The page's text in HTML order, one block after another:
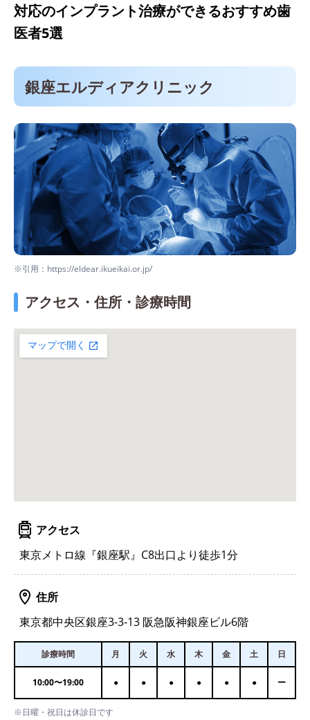
小伝馬町歯科・矯正歯科
医療法人社団 精密審美会 東京駅前しらゆり
対応のインプラント治療ができるおすすめ歯
医者5選
銀座エルディアクリニック
※引用：https://eldear.ikueikai.or.jp/
アクセス・住所・診療時間
アクセス
東京メトロ線『銀座駅』C8出口より徒歩1分
住所
東京都中央区銀座3-3-13 阪急阪神銀座ビル6階
診療時間 月 火 水 木 金 土 日
10:00〜19:00 ● ● ● ● ● ● ー
※日曜・祝日は休診日です